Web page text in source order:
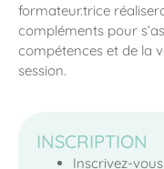
formateur.trice
compléments pour
compétences et de la
session.
INSCRIPTION
Inscrivez-